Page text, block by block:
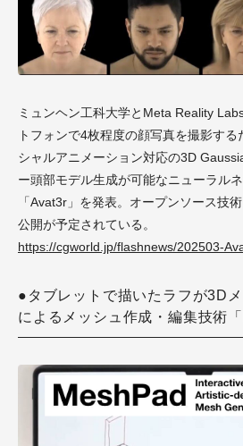
ミュンヘン工科大学とMeta Reality
トフォンで4枚程度の顔写真を撮影す
シャルアニメーション対応の3D
ー頭部モデル生成が可能なニューラル
「Avat3r」を発表。オープンソース技
公開が予定されている。
https://cgworld.jp/flashnews/202503-
●タブレットで描いたラフが3D
によるメッシュ作成・編集技術